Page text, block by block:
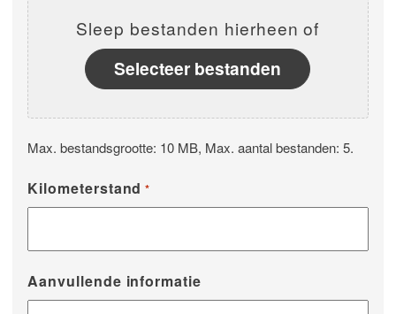
Sleep bestanden hierheen of
Selecteer bestanden
Max. bestandsgrootte: 10 MB, Max. aantal bestanden: 5.
Kilometerstand *
Aanvullende informatie